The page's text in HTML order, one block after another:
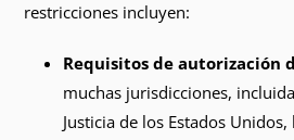
restricciones incluyen:
Requisitos de autorización
muchas jurisdicciones,
Justicia de los Estados